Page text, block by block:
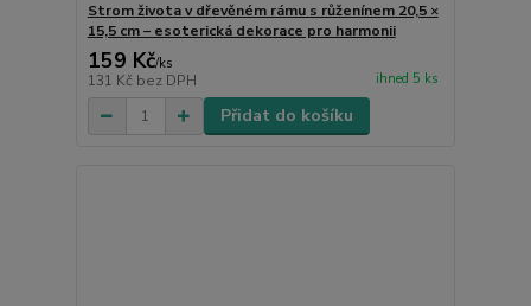
Strom života v dřevěném rámu s růženínem 20,5 ×
15,5 cm – esoterická dekorace pro harmonii
159 Kč/ks
131 Kč bez DPH ihned 5 ks
Přidat do košíku